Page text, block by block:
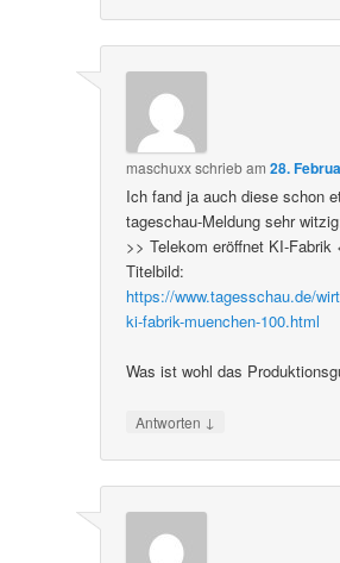
maschuxxschriebam28.
Ich fand ja auch diese schon
tageschau-Meldung sehr
>> Telekom eröffnet KI-Fabrik
Titelbild:
https://www.tagesschau.de/
ki-fabrik-muenchen-100.html
Was ist wohl das
Antworten ↓